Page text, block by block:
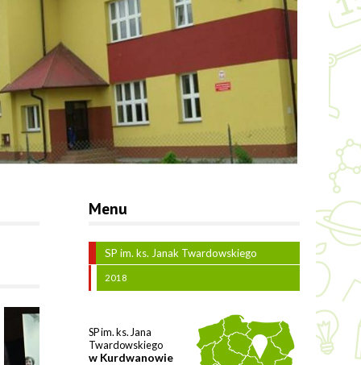
Menu
SP im. ks. Janak Twardowskiego
2018
SP im. ks. Jana
Twardowskiego
w Kurdwanowie